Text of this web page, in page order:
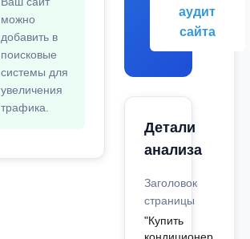
можно
добавить в
поисковые
системы для
увеличения
трафика.
аудит
сайта
Детали
анализа
Заголовок
страницы
"Купить